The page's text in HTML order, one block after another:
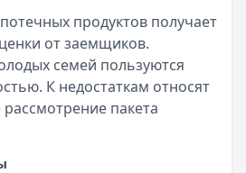
продуктов получает
от заемщиков.
семей пользуются
К недостаткам относят
пакета